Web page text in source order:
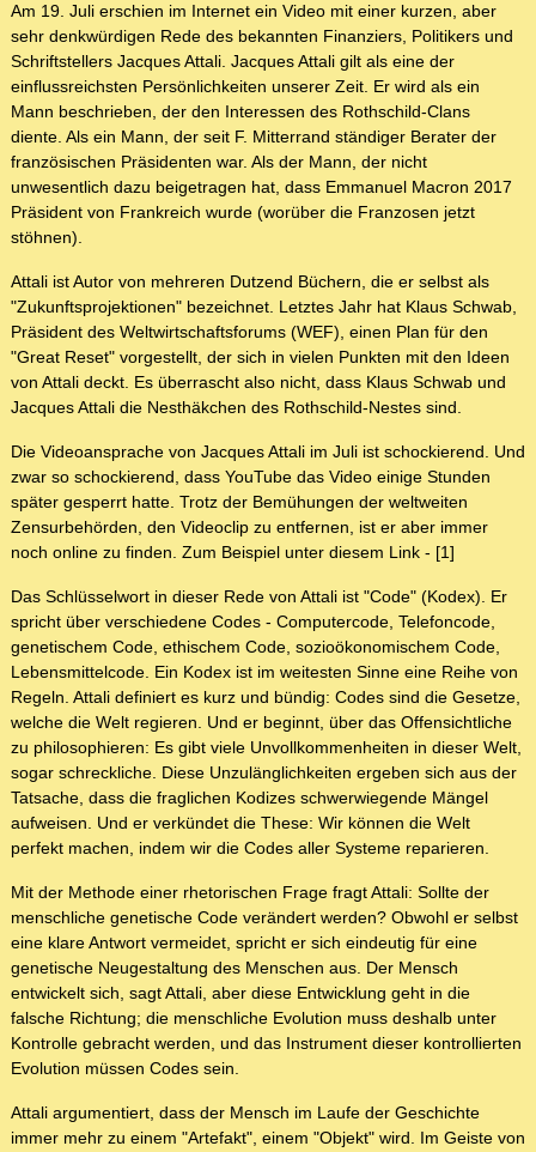
Am 19. Juli erschien im Internet ein Video mit einer kurzen, aber
sehr denkwürdigen Rede des bekannten Finanziers, Politikers und
Schriftstellers Jacques Attali. Jacques Attali gilt als eine der
einflussreichsten Persönlichkeiten unserer Zeit. Er wird als ein
Mann beschrieben, der den Interessen des Rothschild-Clans
diente. Als ein Mann, der seit F. Mitterrand ständiger Berater der
französischen Präsidenten war. Als der Mann, der nicht
unwesentlich dazu beigetragen hat, dass Emmanuel Macron 2017
Präsident von Frankreich wurde (worüber die Franzosen jetzt
stöhnen).
Attali ist Autor von mehreren Dutzend Büchern, die er selbst als
"Zukunftsprojektionen" bezeichnet. Letztes Jahr hat Klaus Schwab,
Präsident des Weltwirtschaftsforums (WEF), einen Plan für den
"Great Reset" vorgestellt, der sich in vielen Punkten mit den Ideen
von Attali deckt. Es überrascht also nicht, dass Klaus Schwab und
Jacques Attali die Nesthäkchen des Rothschild-Nestes sind.
Die Videoansprache von Jacques Attali im Juli ist schockierend. Und
zwar so schockierend, dass YouTube das Video einige Stunden
später gesperrt hatte. Trotz der Bemühungen der weltweiten
Zensurbehörden, den Videoclip zu entfernen, ist er aber immer
noch online zu finden. Zum Beispiel unter diesem Link - [1]
Das Schlüsselwort in dieser Rede von Attali ist "Code" (Kodex). Er
spricht über verschiedene Codes - Computercode, Telefoncode,
genetischem Code, ethischem Code, sozioökonomischem Code,
Lebensmittelcode. Ein Kodex ist im weitesten Sinne eine Reihe von
Regeln. Attali definiert es kurz und bündig: Codes sind die Gesetze,
welche die Welt regieren. Und er beginnt, über das Offensichtliche
zu philosophieren: Es gibt viele Unvollkommenheiten in dieser Welt,
sogar schreckliche. Diese Unzulänglichkeiten ergeben sich aus der
Tatsache, dass die fraglichen Kodizes schwerwiegende Mängel
aufweisen. Und er verkündet die These: Wir können die Welt
perfekt machen, indem wir die Codes aller Systeme reparieren.
Mit der Methode einer rhetorischen Frage fragt Attali: Sollte der
menschliche genetische Code verändert werden? Obwohl er selbst
eine klare Antwort vermeidet, spricht er sich eindeutig für eine
genetische Neugestaltung des Menschen aus. Der Mensch
entwickelt sich, sagt Attali, aber diese Entwicklung geht in die
falsche Richtung; die menschliche Evolution muss deshalb unter
Kontrolle gebracht werden, und das Instrument dieser kontrollierten
Evolution müssen Codes sein.
Attali argumentiert, dass der Mensch im Laufe der Geschichte
immer mehr zu einem "Artefakt", einem "Objekt" wird. Im Geiste von